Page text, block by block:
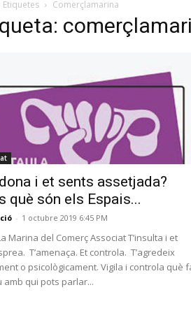
Etiquetes Comerçlamarina
i et sents assetjada?
què són els Espais...
- 1 octubre 2019 6:45 PM
Marina del Comerç Associat T’insulta i et
T’amenaça. Et controla. T’agredeix
o psicològicament. Vigila i controla què
amb qui pots parlar...